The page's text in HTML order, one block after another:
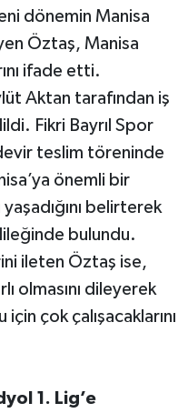
dönemin Manisa
Öztaş, Manisa
ifade etti.
Aktan tarafından iş
Fikri Bayrıl Spor
teslim töreninde
önemli bir
belirterek
bulundu.
ileten Öztaş ise,
olmasını dileyerek
çok çalışacaklarını
1. Lig’e